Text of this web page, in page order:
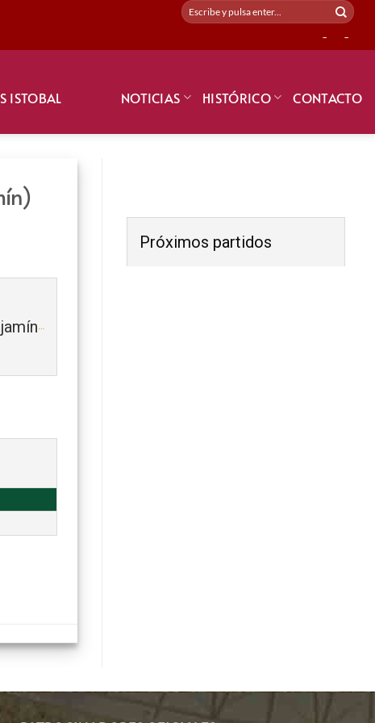
- -
ISTOBAL NOTICIAS HISTÓRICO CONTACTO
CF MALVARROSA (Prebenjamín)
Próximos partidos